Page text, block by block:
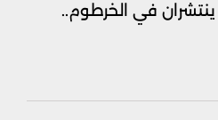
ينتشران في الخرطوم..